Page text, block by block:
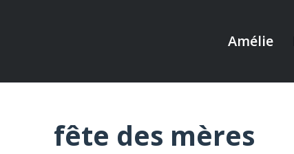
Amélie
fête des mères